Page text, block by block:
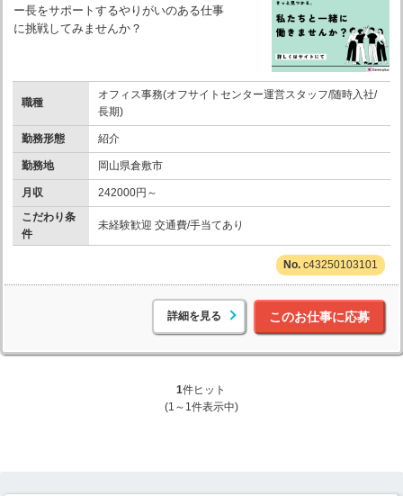
ー長をサポートするやりがいのある仕事
に挑戦してみませんか？
職種
オフィス事務(オフサイトセンター運営スタッフ/随時入社/
長期)
勤務形態 紹介
勤務地 岡山県倉敷市
月収
242000円～
こだわり条
件
未経験歓迎 交通費/手当てあり
c43250103101
詳細を見る このお仕事に応募
1件ヒット
(1～1件表示中)